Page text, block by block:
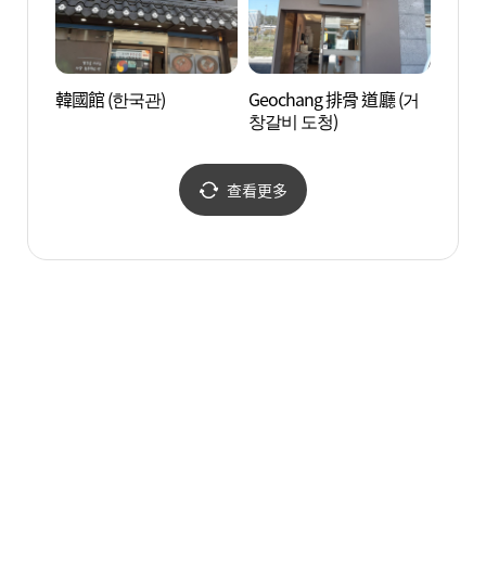
韓國館 (한국관)
Geochang 排骨 道廳 (거
창갈비 도청)
查看更多